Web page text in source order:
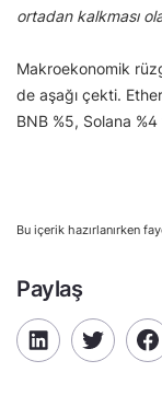
ortadan kalkması
Makroekonomik
de aşağı çekti.
BNB %5, Solana
Bu içerik hazırlanırken
Paylaş